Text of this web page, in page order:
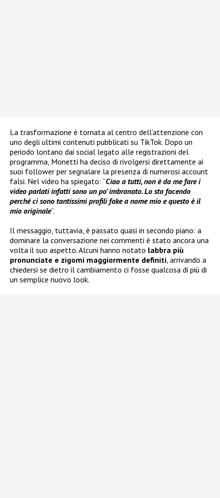
La trasformazione è tornata al centro dell’attenzione con
uno degli ultimi contenuti pubblicati su TikTok. Dopo un
periodo lontano dai social legato alle registrazioni del
programma, Monetti ha deciso di rivolgersi direttamente ai
suoi follower per segnalare la presenza di numerosi account
falsi. Nel video ha spiegato: “Ciao a tutti, non è da me fare i
video parlati infatti sono un po’ imbranato. Lo sto facendo
perché ci sono tantissimi profili fake a nome mio e questo è il
mio originale”.
Il messaggio, tuttavia, è passato quasi in secondo piano: a
dominare la conversazione nei commenti è stato ancora una
volta il suo aspetto. Alcuni hanno notato labbra più
pronunciate e zigomi maggiormente definiti , arrivando a
chiedersi se dietro il cambiamento ci fosse qualcosa di più di
un semplice nuovo look.